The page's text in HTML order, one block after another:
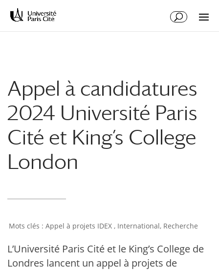
Appel à candidatures
2024 Université Paris
Cité et King’s College
London
Appel à projets IDEX , International, Recherche
L’Université Paris Cité et le King’s College de
Londres lancent un appel à projets de